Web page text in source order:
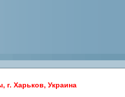
г. Харьков, Украина